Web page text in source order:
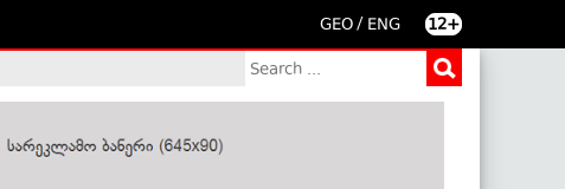
GEO / ENG 12+